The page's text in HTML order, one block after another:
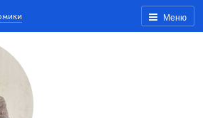
Меню